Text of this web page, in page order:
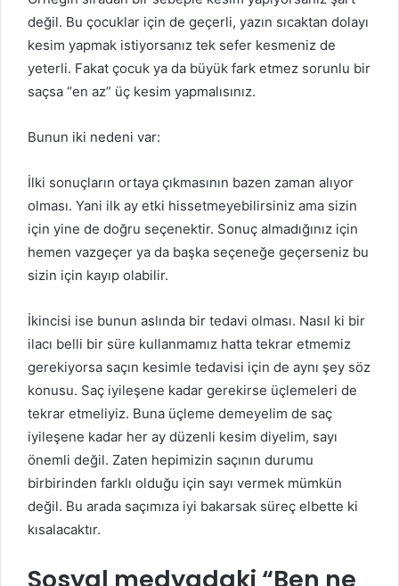
değil. Bu çocuklar için de geçerli, yazın sıcaktan dolayı
kesim yapmak istiyorsanız tek sefer kesmeniz de
yeterli. Fakat çocuk ya da büyük fark etmez sorunlu bir
saçsa “en az” üç kesim yapmalısınız.
Bunun iki nedeni var:
İlki sonuçların ortaya çıkmasının bazen zaman alıyor
olması. Yani ilk ay etki hissetmeyebilirsiniz ama sizin
için yine de doğru seçenektir. Sonuç almadığınız için
hemen vazgeçer ya da başka seçeneğe geçerseniz bu
sizin için kayıp olabilir.
İkincisi ise bunun aslında bir tedavi olması. Nasıl ki bir
ilacı belli bir süre kullanmamız hatta tekrar etmemiz
gerekiyorsa saçın kesimle tedavisi için de aynı şey söz
konusu. Saç iyileşene kadar gerekirse üçlemeleri de
tekrar etmeliyiz. Buna üçleme demeyelim de saç
iyileşene kadar her ay düzenli kesim diyelim, sayı
önemli değil. Zaten hepimizin saçının durumu
birbirinden farklı olduğu için sayı vermek mümkün
değil. Bu arada saçımıza iyi bakarsak süreç elbette ki
kısalacaktır.
Sosyal medyadaki “Ben ne